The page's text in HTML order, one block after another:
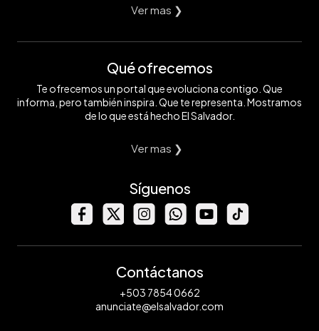
Ver mas ❯
Qué ofrecemos
Te ofrecemos un portal que evoluciona contigo. Que
informa, pero también inspira. Que te representa. Mostramos
de lo que está hecho El Salvador.
Ver mas ❯
Síguenos
Contáctanos
+503 7854 0662
anunciate@elsalvador.com